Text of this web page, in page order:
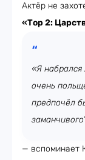
Актёр не
«Тор 2:
«Я набрался
очень
предпочёл
— вспоминает